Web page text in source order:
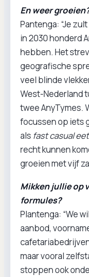
En weer
Pantenga: “Je
in 2030 honderd
hebben. Het
geografische
veel blinde
West-Nederland
twee AnyTymes.
focussen op iets
als fast casual
recht kunnen
groeien met vijf
Mikken jullie op
formules?
Plantenga: “We
aanbod,
maar vooral
stoppen ook